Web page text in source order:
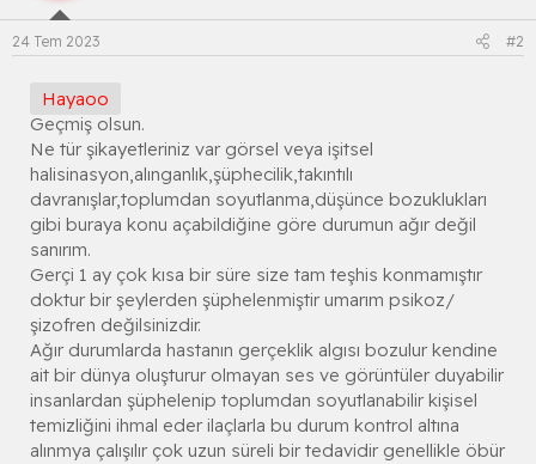
24 Tem 2023 #2
Hayaoo
Geçmiş olsun.
Ne tür şikayetleriniz var görsel veya işitsel
halisinasyon,alınganlık,şüphecilik,takıntılı
davranışlar,toplumdan soyutlanma,düşünce bozuklukları
gibi buraya konu açabildiğine göre durumun ağır değil
sanırım.
Gerçi 1 ay çok kısa bir süre size tam teşhis konmamıştır
doktur bir şeylerden şüphelenmiştir umarım psikoz/
şizofren değilsinizdir.
Ağır durumlarda hastanın gerçeklik algısı bozulur kendine
ait bir dünya oluşturur olmayan ses ve görüntüler duyabilir
insanlardan şüphelenip toplumdan soyutlanabilir kişisel
temizliğini ihmal eder ilaçlarla bu durum kontrol altına
alınmya çalışılır çok uzun süreli bir tedavidir genellikle öbür